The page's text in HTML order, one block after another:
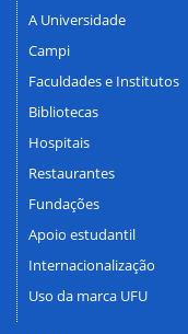
A Universidade
Campi
Faculdades e Institutos
Bibliotecas
Hospitais
Restaurantes
Fundações
Apoio estudantil
Internacionalização
Uso da marca UFU